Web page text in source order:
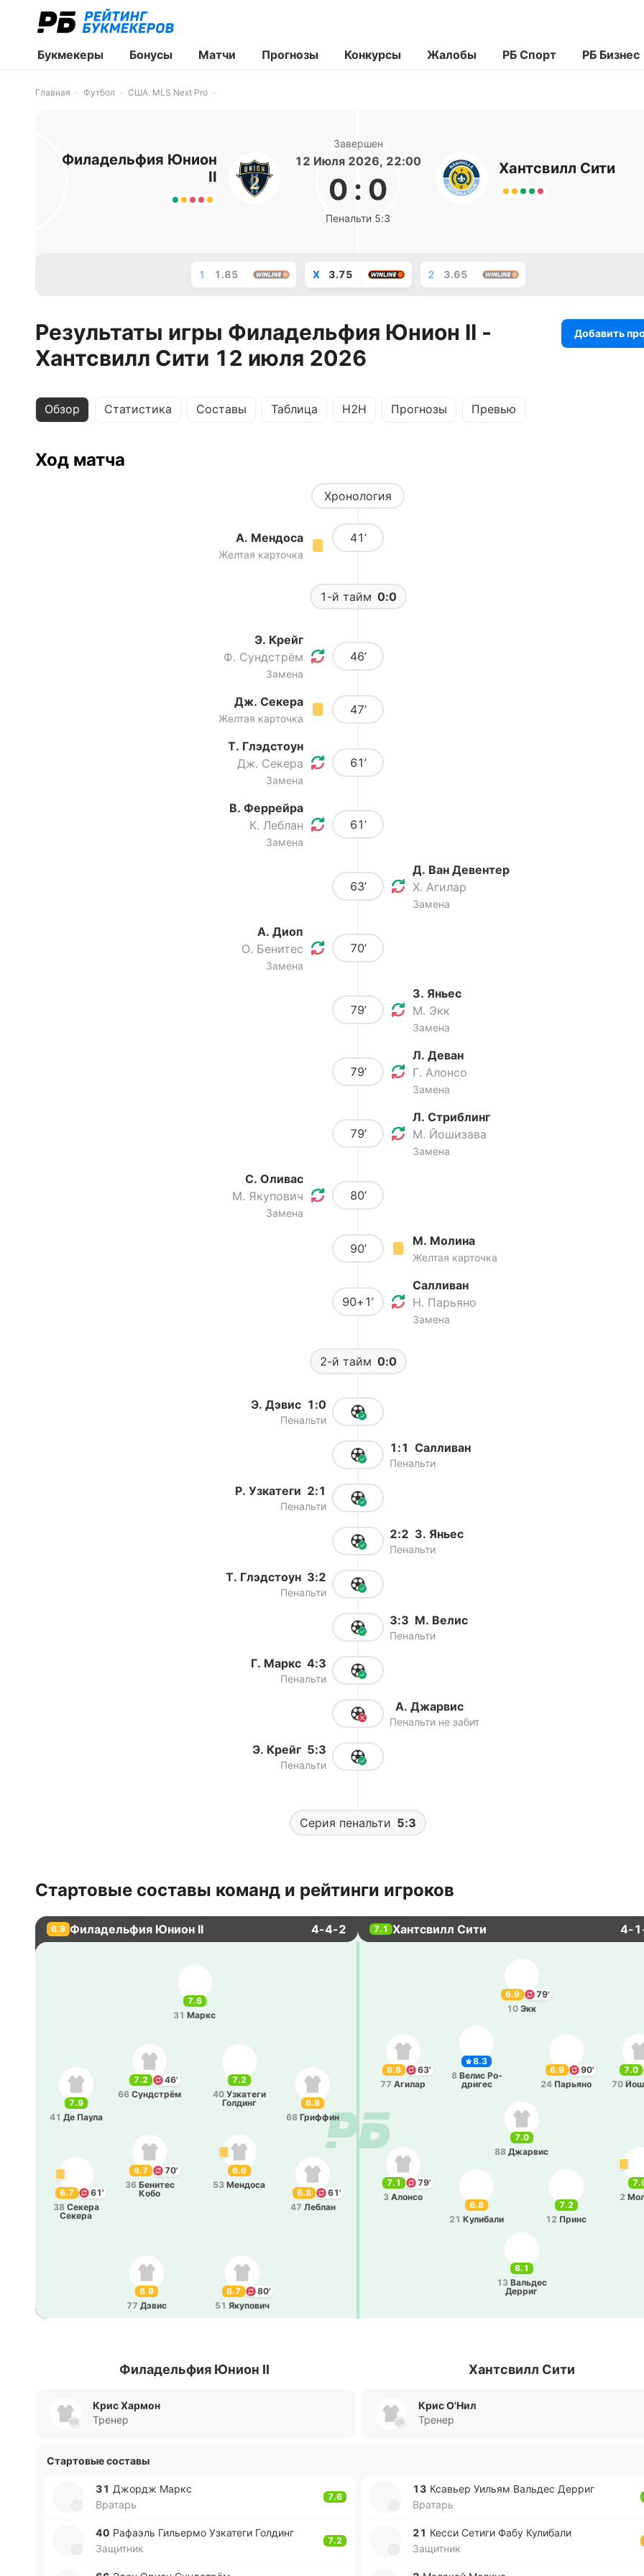
Букмекеры Бонусы Матчи Прогнозы Конкурсы Жалобы РБ Спорт РБ Бизнес
Главная Футбол США. MLS Next Pro
Филадельфия Юнион
II
Завершен
12 Июля 2026, 22:00
0 : 0
Пенальти 5:3
Хантсвилл Сити
1 1.85 X 3.75 2 3.65
Результаты игры Филадельфия Юнион II -
Хантсвилл Сити 12 июля 2026
Добавить
Обзор Статистика Составы Таблица H2H Прогнозы Превью
Ход матча
Хронология
А. Мендоса
Желтая карточка
41’
1-й тайм 0:0
Э. Крейг
Ф. Сундстрём
Замена
46’
Дж. Секера
Желтая карточка
47’
Т. Глэдстоун
Дж. Секера
Замена
61’
В. Феррейра
К. Леблан
Замена
61’
63’
Д. Ван Девентер
Х. Агилар
Замена
А. Диоп
О. Бенитес
Замена
70’
79’
З. Яньес
М. Экк
Замена
79’
Л. Деван
Г. Алонсо
Замена
79’
Л. Стриблинг
М. Йошизава
Замена
С. Оливас
М. Якупович
Замена
80’
90’
М. Молина
Желтая карточка
90+1’
Салливан
Н. Парьяно
Замена
2-й тайм 0:0
1:0
Э. Дэвис
Пенальти
1:1 Салливан
Пенальти
2:1
Р. Узкатеги
Пенальти
2:2 З. Яньес
Пенальти
3:2
Т. Глэдстоун
Пенальти
3:3 М. Велис
Пенальти
4:3
Г. Маркс
Пенальти
А. Джарвис
Пенальти не забит
5:3
Э. Крейг
Пенальти
Серия пенальти 5:3
Стартовые составы команд и рейтинги игроков
6.9 Филадельфия Юнион II 4-4-2 7.1 Хантсвилл Сити 4-
7.6
31 Маркс
7.2
40 Узка­те­ги
Го­лдинг
7.2
46'
66 Су­ндстрём
6.8
68 Гри­ффин
7.9
41 Де Паула
6.7
61'
38 Секера
Секера
6.8
61'
47 Леблан
6.7
70'
36 Бе­ни­тес
Кобо
6.6
53 Ме­ндо­са
6.9
77 Дэвис
6.7
80'
51 Яку­по­вич
8.1
13 Ва­льдес
Дерриг
6.8
21 Ку­ли­ба­ли
2
7.2
12 Принс
7.1
79'
3 Алонсо
7.0
88 Джа­рвис
8.3
8 Велис Ро­
дри­гес
6.9
90'
24 Па­рья­но
6.6
63'
77 Агилар
7.0
70
6.9
79'
10 Экк
Филадельфия Юнион II Хантсвилл Сити
Крис Хармон
Тренер
Крис О'Нил
Тренер
Стартовые составы
31 Джордж Маркс
Вратарь
7.6
40 Ра­фаэль Ги­лье­рмо Узка­те­ги Го­лдинг
Защитник
7.2
13 Кса­вьер Уильям Ва­льдес Дерриг
Вратарь
21 Кесси Сетиги Фабу Ку­ли­ба­ли
Защитник